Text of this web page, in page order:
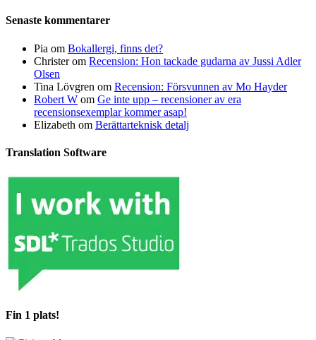
Senaste kommentarer
Pia om Bokallergi, finns det?
Christerom Recension: Hon tackade gudarna av Jussi Adler
Olsen
Tina Lövgren om Recension: Försvunnen av Mo Hayder
Robert W om Ge inte upp – recensioner av era
recensionsexemplar kommer asap!
Elizabeth om Berättarteknisk detalj
Translation Software
Fin 1 plats!